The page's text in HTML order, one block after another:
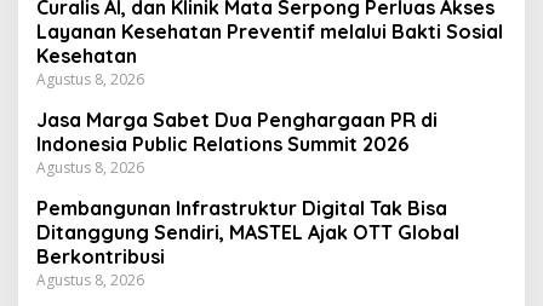
Curalis AI, dan Klinik Mata Serpong Perluas Akses
Layanan Kesehatan Preventif melalui Bakti Sosial
Kesehatan
Agustus 8, 2026
Jasa Marga Sabet Dua Penghargaan PR di
Indonesia Public Relations Summit 2026
Agustus 8, 2026
Pembangunan Infrastruktur Digital Tak Bisa
Ditanggung Sendiri, MASTEL Ajak OTT Global
Berkontribusi
Agustus 8, 2026